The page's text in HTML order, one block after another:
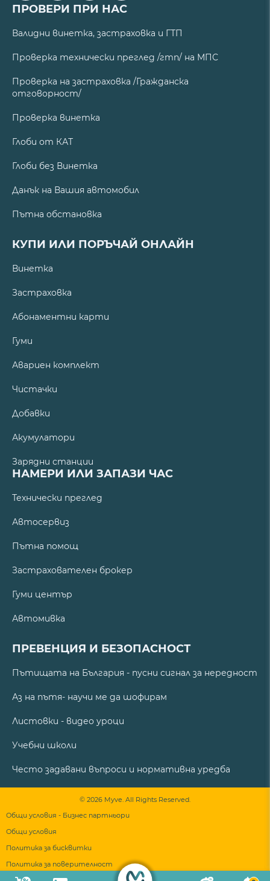
ПРОВЕРИ ПРИ НАС
Валидни винетка, застраховка и ГТП
Проверка технически преглед /гтп/ на МПС
Проверка на застраховка /Гражданска
отговорност/
Проверка винетка
Глоби от КАТ
Глоби без Винетка
Данък на Вашия автомобил
Пътна обстановка
КУПИ ИЛИ ПОРЪЧАЙ ОНЛАЙН
Винетка
Застраховка
Абонаментни карти
Гуми
Авариен комплект
Чистачки
Добавки
Акумулатори
Зарядни станции
НАМЕРИ ИЛИ ЗАПАЗИ ЧАС
Технически преглед
Автосервиз
Пътна помощ
Застрахователен брокер
Гуми център
Автомивка
ПРЕВЕНЦИЯ И БЕЗОПАСНОСТ
Пътищата на България - пусни сигнал за нередност
Аз на пътя- научи ме да шофирам
Листовки - видео уроци
Учебни школи
Често задавани въпроси и нормативна уредба
© 2026 Myve. All Rights Reserved.
Общи условия - Бизнес партньори
Общи условия
Политика за бисквитки
Политика за поверителност